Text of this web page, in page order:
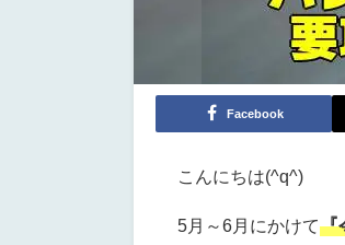
Facebook
こんにちは(^q^)
5月～6月にかけて『